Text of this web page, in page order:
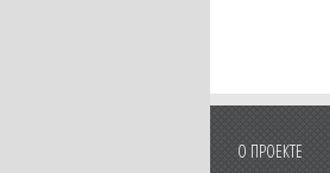
О ПРОЕКТЕ